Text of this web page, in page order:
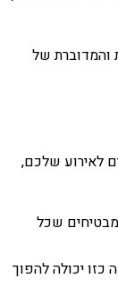
והמדוברת של
לאירוע שלכם,
מבטיחים שכל
כזו יכולה להפוך